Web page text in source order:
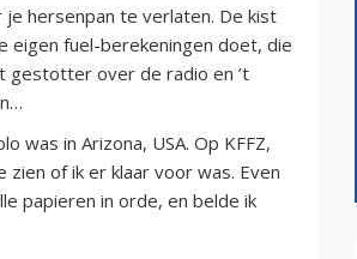
hersenpan te verlaten. De kist
eigen fuel-berekeningen doet, die
gestotter over de radio en ’t
was in Arizona, USA. Op KFFZ,
zien of ik er klaar voor was. Even
papieren in orde, en belde ik